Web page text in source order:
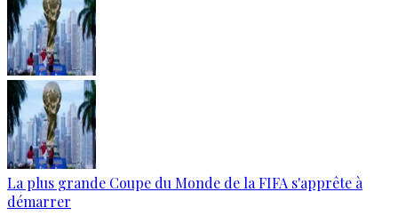
La plus grande Coupe du Monde de la FIFA s'apprête à
démarrer